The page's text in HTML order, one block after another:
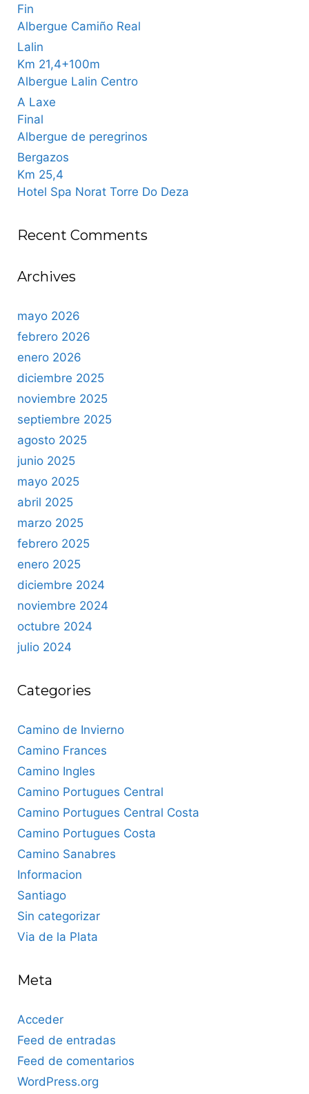
Fin
Albergue Camiño Real
Lalin
Km 21,4+100m
Albergue Lalin Centro
A Laxe
Final
Albergue de peregrinos
Bergazos
Km 25,4
Hotel Spa Norat Torre Do Deza
Recent Comments
Archives
mayo 2026
febrero 2026
enero 2026
diciembre 2025
noviembre 2025
septiembre 2025
agosto 2025
junio 2025
mayo 2025
abril 2025
marzo 2025
febrero 2025
enero 2025
diciembre 2024
noviembre 2024
octubre 2024
julio 2024
Categories
Camino de Invierno
Camino Frances
Camino Ingles
Camino Portugues Central
Camino Portugues Central Costa
Camino Portugues Costa
Camino Sanabres
Informacion
Santiago
Sin categorizar
Via de la Plata
Meta
Acceder
Feed de entradas
Feed de comentarios
WordPress.org